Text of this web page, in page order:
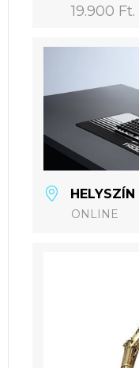
19.900 Ft.
HELYSZÍN
ONLINE